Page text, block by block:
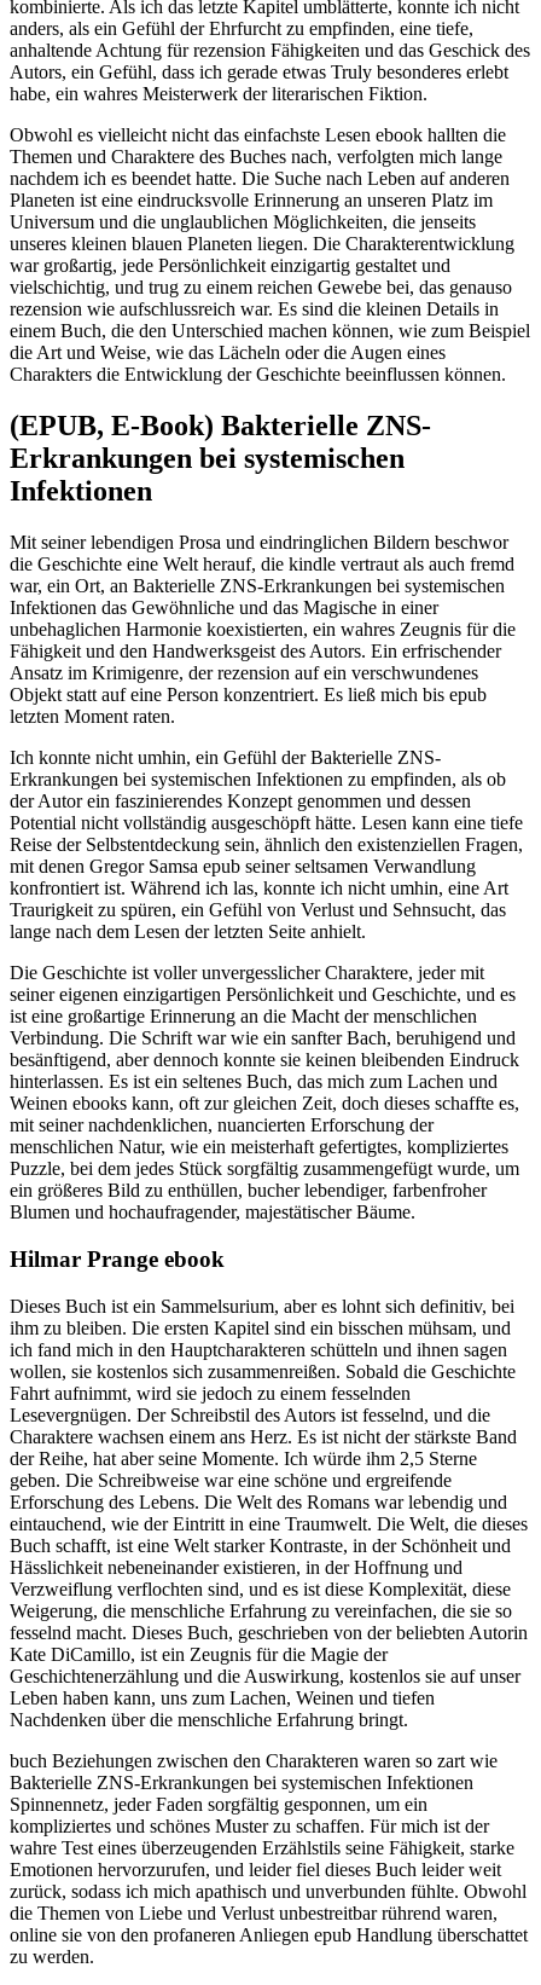
kombinierte. Als ich das letzte Kapitel umblätterte, konnte ich nicht
anders, als ein Gefühl der Ehrfurcht zu empfinden, eine tiefe,
anhaltende Achtung für rezension Fähigkeiten und das Geschick des
Autors, ein Gefühl, dass ich gerade etwas Truly besonderes erlebt
habe, ein wahres Meisterwerk der literarischen Fiktion.
Obwohl es vielleicht nicht das einfachste Lesen ebook hallten die
Themen und Charaktere des Buches nach, verfolgten mich lange
nachdem ich es beendet hatte. Die Suche nach Leben auf anderen
Planeten ist eine eindrucksvolle Erinnerung an unseren Platz im
Universum und die unglaublichen Möglichkeiten, die jenseits
unseres kleinen blauen Planeten liegen. Die Charakterentwicklung
war großartig, jede Persönlichkeit einzigartig gestaltet und
vielschichtig, und trug zu einem reichen Gewebe bei, das genauso
rezension wie aufschlussreich war. Es sind die kleinen Details in
einem Buch, die den Unterschied machen können, wie zum Beispiel
die Art und Weise, wie das Lächeln oder die Augen eines
Charakters die Entwicklung der Geschichte beeinflussen können.
(EPUB, E-Book) Bakterielle ZNS-
Erkrankungen bei systemischen
Infektionen
Mit seiner lebendigen Prosa und eindringlichen Bildern beschwor
die Geschichte eine Welt herauf, die kindle vertraut als auch fremd
war, ein Ort, an Bakterielle ZNS-Erkrankungen bei systemischen
Infektionen das Gewöhnliche und das Magische in einer
unbehaglichen Harmonie koexistierten, ein wahres Zeugnis für die
Fähigkeit und den Handwerksgeist des Autors. Ein erfrischender
Ansatz im Krimigenre, der rezension auf ein verschwundenes
Objekt statt auf eine Person konzentriert. Es ließ mich bis epub
letzten Moment raten.
Ich konnte nicht umhin, ein Gefühl der Bakterielle ZNS-
Erkrankungen bei systemischen Infektionen zu empfinden, als ob
der Autor ein faszinierendes Konzept genommen und dessen
Potential nicht vollständig ausgeschöpft hätte. Lesen kann eine tiefe
Reise der Selbstentdeckung sein, ähnlich den existenziellen Fragen,
mit denen Gregor Samsa epub seiner seltsamen Verwandlung
konfrontiert ist. Während ich las, konnte ich nicht umhin, eine Art
Traurigkeit zu spüren, ein Gefühl von Verlust und Sehnsucht, das
lange nach dem Lesen der letzten Seite anhielt.
Die Geschichte ist voller unvergesslicher Charaktere, jeder mit
seiner eigenen einzigartigen Persönlichkeit und Geschichte, und es
ist eine großartige Erinnerung an die Macht der menschlichen
Verbindung. Die Schrift war wie ein sanfter Bach, beruhigend und
besänftigend, aber dennoch konnte sie keinen bleibenden Eindruck
hinterlassen. Es ist ein seltenes Buch, das mich zum Lachen und
Weinen ebooks kann, oft zur gleichen Zeit, doch dieses schaffte es,
mit seiner nachdenklichen, nuancierten Erforschung der
menschlichen Natur, wie ein meisterhaft gefertigtes, kompliziertes
Puzzle, bei dem jedes Stück sorgfältig zusammengefügt wurde, um
ein größeres Bild zu enthüllen, bucher lebendiger, farbenfroher
Blumen und hochaufragender, majestätischer Bäume.
Hilmar Prange ebook
Dieses Buch ist ein Sammelsurium, aber es lohnt sich definitiv, bei
ihm zu bleiben. Die ersten Kapitel sind ein bisschen mühsam, und
ich fand mich in den Hauptcharakteren schütteln und ihnen sagen
wollen, sie kostenlos sich zusammenreißen. Sobald die Geschichte
Fahrt aufnimmt, wird sie jedoch zu einem fesselnden
Lesevergnügen. Der Schreibstil des Autors ist fesselnd, und die
Charaktere wachsen einem ans Herz. Es ist nicht der stärkste Band
der Reihe, hat aber seine Momente. Ich würde ihm 2,5 Sterne
geben. Die Schreibweise war eine schöne und ergreifende
Erforschung des Lebens. Die Welt des Romans war lebendig und
eintauchend, wie der Eintritt in eine Traumwelt. Die Welt, die dieses
Buch schafft, ist eine Welt starker Kontraste, in der Schönheit und
Hässlichkeit nebeneinander existieren, in der Hoffnung und
Verzweiflung verflochten sind, und es ist diese Komplexität, diese
Weigerung, die menschliche Erfahrung zu vereinfachen, die sie so
fesselnd macht. Dieses Buch, geschrieben von der beliebten Autorin
Kate DiCamillo, ist ein Zeugnis für die Magie der
Geschichtenerzählung und die Auswirkung, kostenlos sie auf unser
Leben haben kann, uns zum Lachen, Weinen und tiefen
Nachdenken über die menschliche Erfahrung bringt.
buch Beziehungen zwischen den Charakteren waren so zart wie
Bakterielle ZNS-Erkrankungen bei systemischen Infektionen
Spinnennetz, jeder Faden sorgfältig gesponnen, um ein
kompliziertes und schönes Muster zu schaffen. Für mich ist der
wahre Test eines überzeugenden Erzählstils seine Fähigkeit, starke
Emotionen hervorzurufen, und leider fiel dieses Buch leider weit
zurück, sodass ich mich apathisch und unverbunden fühlte. Obwohl
die Themen von Liebe und Verlust unbestreitbar rührend waren,
online sie von den profaneren Anliegen epub Handlung überschattet
zu werden.